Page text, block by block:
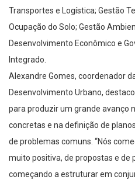
Transportes e Logística; Gestão
Ocupação do Solo; Gestão
Desenvolvimento Econômico e
Integrado.
Alexandre Gomes, coordenador
Desenvolvimento Urbano,
para produzir um grande avanço
concretas e na definição de
de problemas comuns. “Nós
muito positiva, de propostas e de
começando a estruturar em